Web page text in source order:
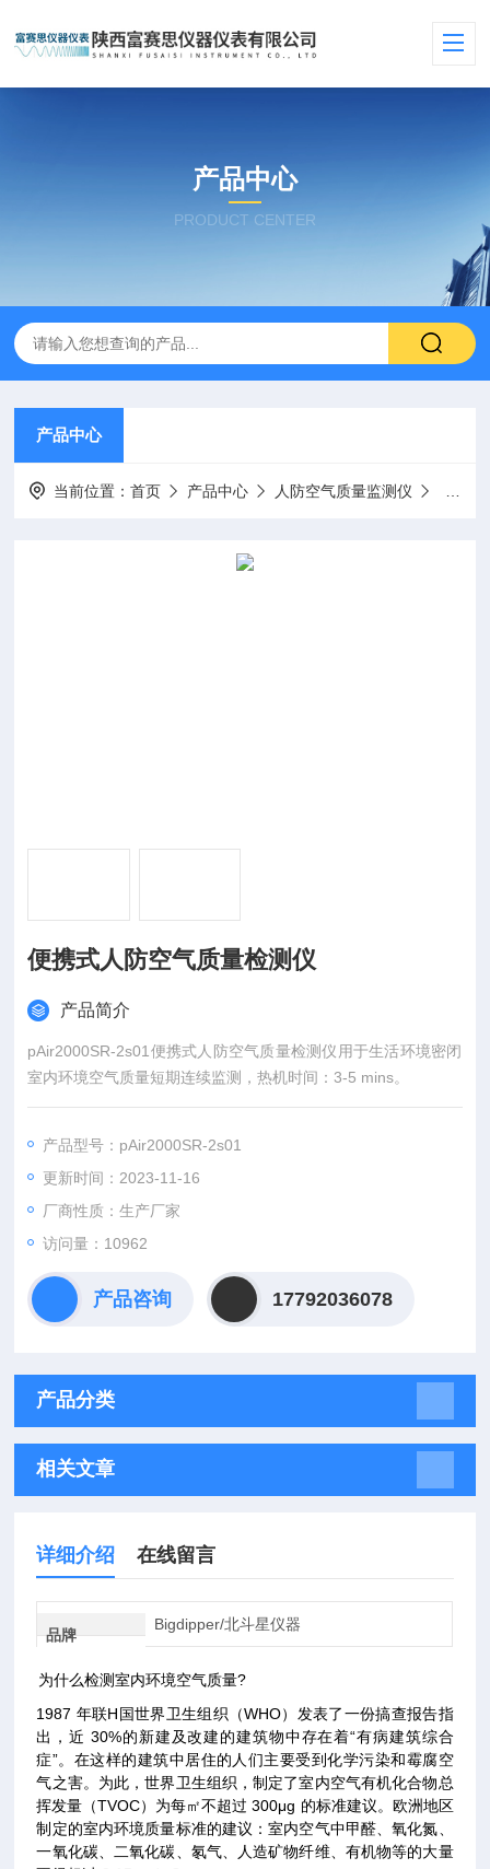
产品中心
PRODUCT CENTER
产品中心
当前位置：首页 产品中心 人防空气质量监测仪
便携式人防空气质量检测仪
产品简介
pAir2000SR-2s01便携式人防空气质量检测仪用于生活环境密闭
室内环境空气质量短期连续监测，热机时间：3-5 mins。
产品型号：pAir2000SR-2s01
更新时间：2023-11-16
厂商性质：生产厂家
访问量：10962
产品咨询 17792036078
产品分类
相关文章
详细介绍 在线留言
品牌
Bigdipper/北斗星仪器
为什么检测室内环境空气质量?
1987 年联H国世界卫生组织（WHO）发表了一份搞查报告指
出，近 30%的新建及改建的建筑物中存在着“有病建筑综合
症”。在这样的建筑中居住的人们主要受到化学污染和霉腐空
气之害。为此，世界卫生组织，制定了室内空气有机化合物总
挥发量（TVOC）为每㎡不超过 300μg 的标准建议。欧洲地区
制定的室内环境质量标准的建议：室内空气中甲醛、氧化氮、
一氧化碳、二氧化碳、氡气、人造矿物纤维、有机物等的大量